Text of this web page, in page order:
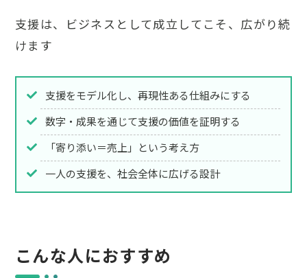
支援は、ビジネスとして成立してこそ、広がり続
けます
支援をモデル化し、再現性ある仕組みにする
数字・成果を通じて支援の価値を証明する
「寄り添い＝売上」という考え方
一人の支援を、社会全体に広げる設計
こんな人におすすめ